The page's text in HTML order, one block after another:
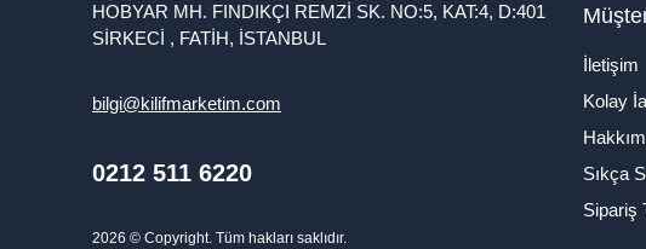
HOBYAR MH. FINDIKÇI REMZİ SK. NO:5, KAT:4, D:401
SİRKECİ , FATİH, İSTANBUL
bilgi@kilifmarketim.com
0212 511 6220
2026 © Copyright. Tüm hakları saklıdır.
İletişim
Kolay
Sıkça
Sipariş